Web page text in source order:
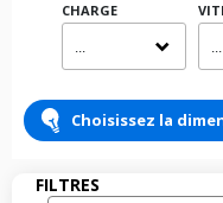
CHARGE
... ...
Choisissez la
FiltresFILTRES